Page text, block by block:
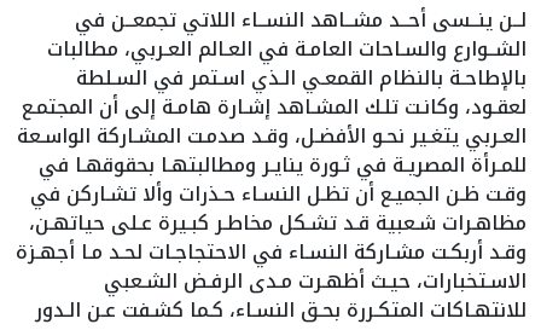
لــن ينــسى أحــد مشــاهد النســاء اللاتي تجمعــن في
الشــوارع والسـاحات العامـة في العـالم العـربي، مطالبات
بالإطاحـة بالنظام القمعـي الـذي اسـتمر في السـلطة
لعقـود، وكانـت تلـك المشـاهد إشـارة هامـة إلى أن المجتمـع
العـربي يتغـير نحـو الأفضـل، وقـد صدمـت المشـاركة الواسـعة
للمـرأة المصريـة في ثـورة ينايـر ومطالبتهـا بحقوقهـا في
وقـت ظـن الجميـع أن تظـل النسـاء حـذرات وألا تشـاركن في
مظاهـرات شـعبية قـد تشـكل مخاطـر كبـيرة عـلى حياتهـن،
وقـد أربكـت مشـاركة النسـاء في الاحتجاجـات لحـد مـا أجهـزة
الاسـتخبارات، حيـث أظهـرت مـدى الرفـض الشـعبي
للانتهـاكات المتكـررة بحـق النسـاء، كـما كشـفت عـن الـدور